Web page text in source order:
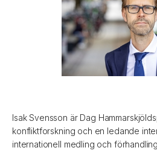
Isak Svensson är Dag
konfliktforskning och en ledande
internationell medling och